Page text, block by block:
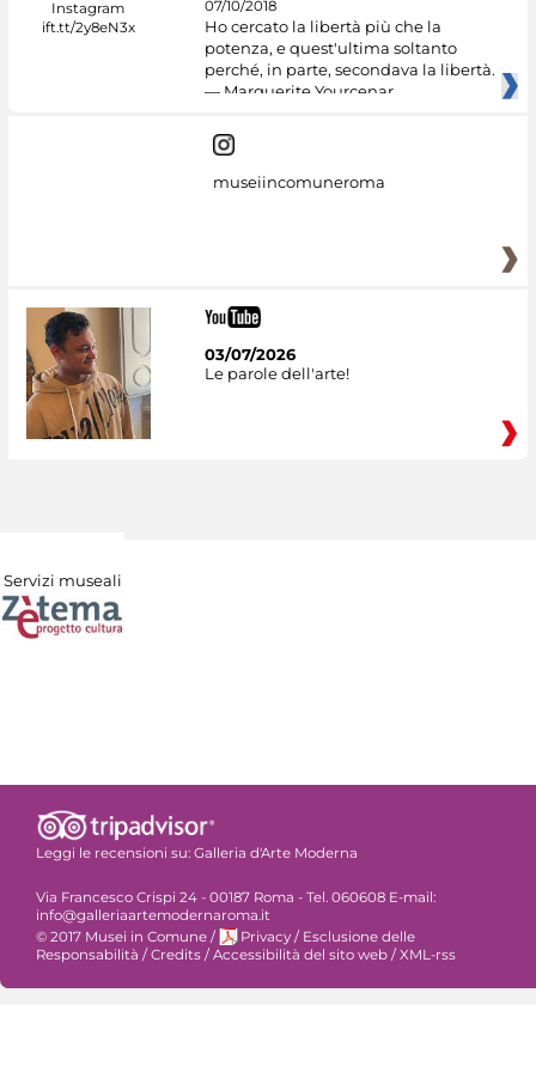
07/10/2018
Ho cercato la libertà più che la
potenza, e quest'ultima soltanto
perché, in parte, secondava la libertà.
— Marguerite Yourcenar
museiincomuneroma
03/07/2026
Le parole dell'arte!
Servizi museali
Leggi le recensioni su: Galleria d'Arte Moderna
Via Francesco Crispi 24 - 00187 Roma - Tel. 060608 E-mail:
info@galleriaartemodernaroma.it
© 2017 Musei in Comune / Privacy / Esclusione delle
Responsabilità /Credits /Accessibilità del sito web /XML-rss